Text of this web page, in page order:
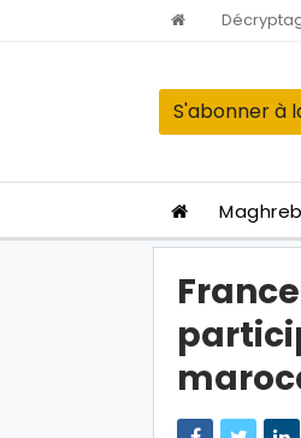
S'abonner à
Maghreb